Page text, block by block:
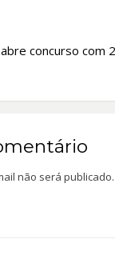
concurso com
não será publicado.